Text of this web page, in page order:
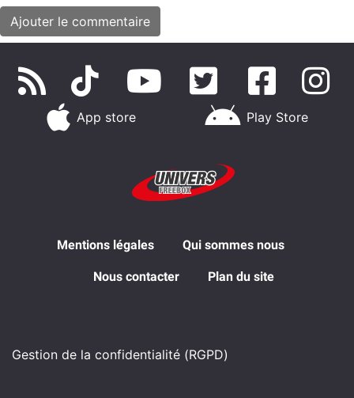
App store Play Store
Mentions légales Qui sommes nous
Nous contacter Plan du site
Gestion de la confidentialité (RGPD)